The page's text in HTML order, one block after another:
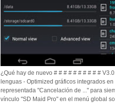
¿Qué hay de nuevo # # # # # # # # # #
lenguas - Optimized gráficos integrados
representada "Cancelación de ..." para
vínculo "SD Maid Pro" en el menú global